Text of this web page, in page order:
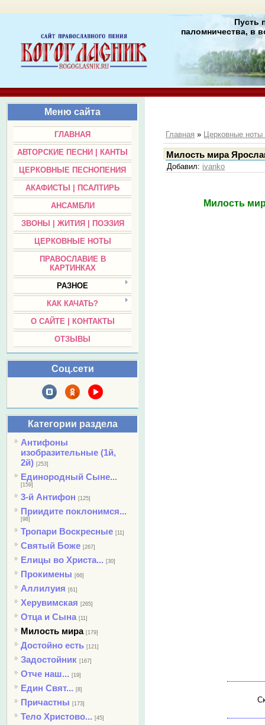
Пусть
паломничества, в
Меню сайта
ГЛАВНАЯ
АВТОРСКИЕ ПЕСНИ | КАНТЫ
ЦЕРКОВНЫЕ ПЕСНОПЕНИЯ
АКАФИСТЫ | ПСАЛТИРЬ
АНСАМБЛИ
ЗВОНЫ | ЖИТИЯ | ПОЭЗИЯ
ЦЕРКОВНЫЕ НОТЫ
ПРАВОСЛАВИЕ В
КАРТИНКАХ
РАЗНОЕ
КАК КАЧАТЬ?
О САЙТЕ | КОНТАКТЫ
ОТЗЫВЫ
Соц.сети
Категории раздела
Антифоны
изобразительные (1й,
2й) [253]
Единородный Сыне...
[159]
3-й Антифон [125]
Приидите поклонимся...
[98]
Тропари Воскресные [11]
Святый Боже [267]
Елицы во Христа... [30]
Прокимены [66]
Аллилуия [61]
Херувимская [265]
Отца и Сына [11]
Милость мира [179]
Достойно есть [121]
Задостойник [167]
Отче наш... [19]
Един Свят... [8]
Причастны [173]
Тело Христово... [45]
Главная » Церковные ноты
Милость мира
Добавил: ivanko
Милость